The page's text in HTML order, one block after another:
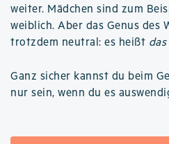
weiter. Mädchen sind zum
weiblich. Aber das Genus des
trotzdem neutral: es heißt
Ganz sicher kannst du beim
nur sein, wenn du es